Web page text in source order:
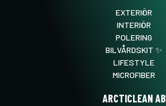
EXTERIÖR
INTERIÖR
POLERING
BILVÅRDSKIT ✨
LIFESTYLE
MICROFIBER
ARCTICLEAN AB